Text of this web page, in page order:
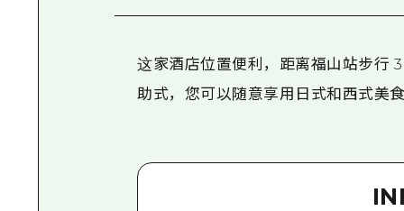
这家酒店位置便利，距离福山站步行 3
助式，您可以随意享用日式和西式美